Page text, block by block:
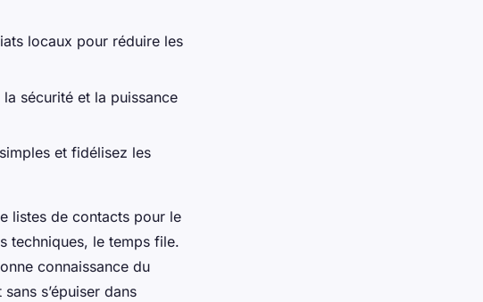
locaux pour réduire les
sécurité et la puissance
et fidélisez les
listes de contacts pour le
techniques, le temps file.
connaissance du
s’épuiser dans